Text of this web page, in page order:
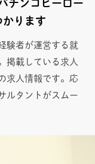
チンコヒーロー
ります
験者が運営する就
掲載している求人
求人情報です。応
ルタントがスムー